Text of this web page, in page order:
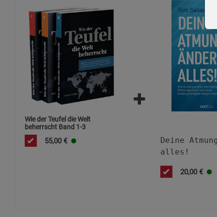
Wie der Teufel die Welt
beherrscht Band 1-3
55,00 €
Deine
alles!
20,00 €